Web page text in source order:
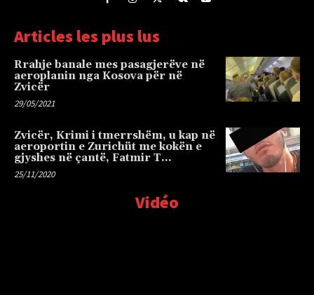
Articles les plus lus
Rrahje banale mes pasagjerëve në
aeroplanin nga Kosova për në
Zvicër
29/05/2021
Zvicër, Krimi i tmerrshëm, u kap në
aeroportin e Zurichüt me kokën e
gjyshes në çantë, Fatmir T…
25/11/2020
Vidéo